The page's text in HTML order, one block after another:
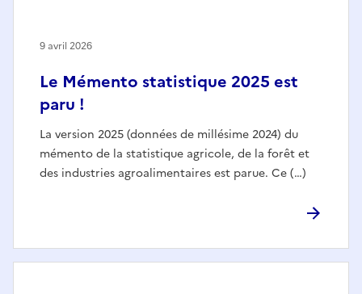
Le Mémento statistique 2025 est
paru !
La version 2025 (données de millésime 2024) du
mémento de la statistique agricole, de la forêt et
des industries agroalimentaires est parue. Ce (…)
9 avril 2026